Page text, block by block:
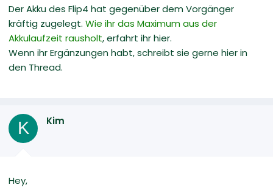
m
Der Akku des Flip4 hat gegenüber dem Vorgänger
kräftig zugelegt. Wie ihr das Maximum aus der
Akkulaufzeit rausholt, erfahrt ihr hier.
Wenn ihr Ergänzungen habt, schreibt sie gerne hier in
den Thread.
K Kim
Hey,